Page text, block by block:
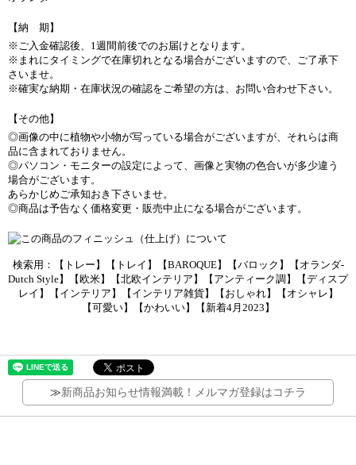
【納 期】
※ご入金確認後、1週間前後でのお届けとなります。
※まれにタイミングで在庫切れとなる場合がございますので、ご了承下
さいませ。
※確実な納期・在庫状況の確認をご希望の方は、お問い合わせ下さい。
【その他】
◎画像の中に植物や小物が写っている場合がございますが、それらは商
品に含まれておりません。
◎パソコン・モニターの設定によって、画像と実物の色合いが多少違う
場合がございます。
あらかじめご承知おき下さいませ。
◎商品は予告なく価格変更・販売中止になる場合がございます。
検索用：【トレー】【トレイ】【BAROQUE】【バロック】【オランダ-
Dutch Style】【欧米】【北欧インテリア】【アンティーク調】【ディスプ
レイ】【インテリア】【インテリア雑貨】【おしゃれ】【オシャレ】
【可愛い】【かわいい】【新着4月2023】
≫新商品お知らせ情報満載！メルマガ登録はコチラ